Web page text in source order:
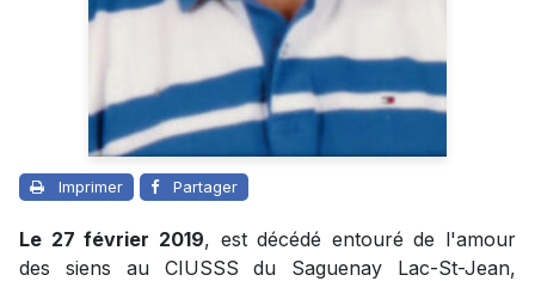
Imprimer Partager
Le 27 février 2019, est décédé entouré de l'amour
des siens au CIUSSS du Saguenay Lac-St-Jean,